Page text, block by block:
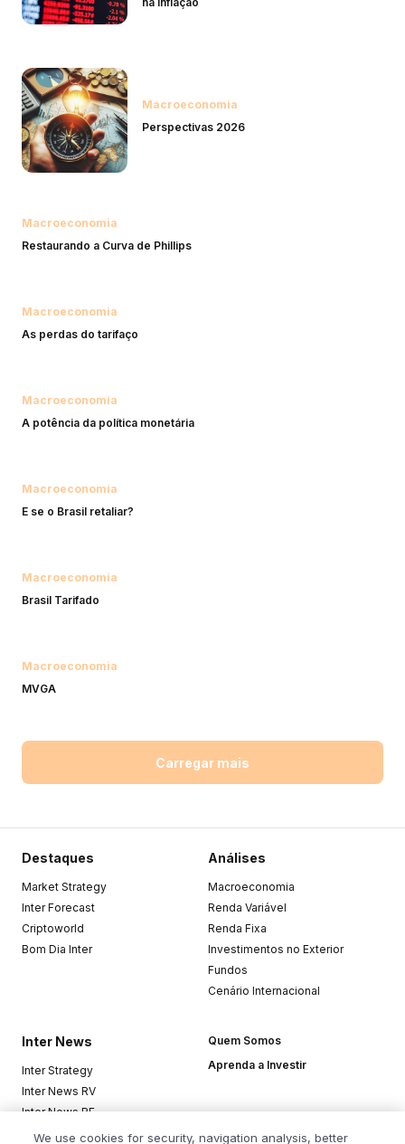
Macroeconomia
Perspectivas 2026
Macroeconomia
Restaurando a Curva de Phillips
Macroeconomia
As perdas do tarifaço
Macroeconomia
A potência da política monetária
Macroeconomia
E se o Brasil retaliar?
Macroeconomia
Brasil Tarifado
Macroeconomia
MVGA
Carregar mais
Destaques
Market Strategy
Inter Forecast
Criptoworld
Bom Dia Inter
Análises
Macroeconomia
Renda Variável
Renda Fixa
Investimentos no Exterior
Fundos
Cenário Internacional
Inter News
Inter Strategy
Inter News RV
Inter News RF
Top Funds
Quem Somos
Aprenda a Investir
We use cookies for security, navigation analysis, better